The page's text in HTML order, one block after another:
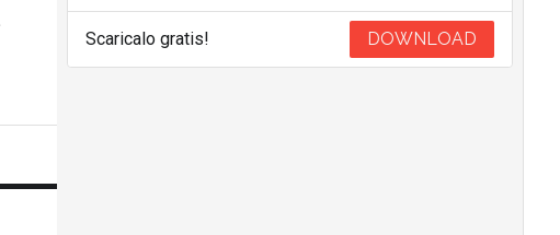
Scaricalo gratis! DOWNLOAD